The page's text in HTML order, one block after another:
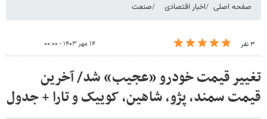
صفحه اصلی اخبار اقتصادی صنعت
۳ نفر ۱۴ مهر ۱۴۰۳ - ۰۰:۰۰
تغییر قیمت خودرو «عجیب» شد/ آخرین
قیمت سمند، پژو، شاهین، کوییک و تارا + جدول